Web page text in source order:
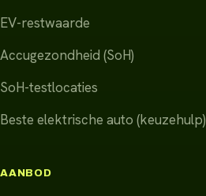
EV-restwaarde
Accugezondheid (SoH)
SoH-testlocaties
Beste elektrische auto (keuzehulp)
AANBOD